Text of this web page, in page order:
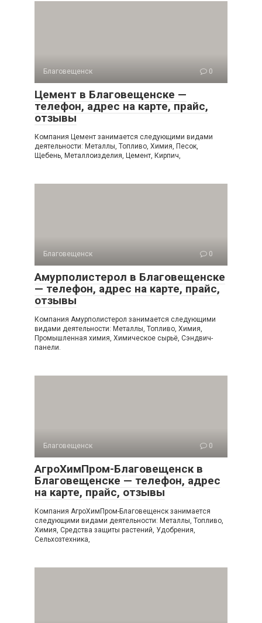
Благовещенск 0
Цемент в Благовещенске —
телефон, адрес на карте, прайс,
отзывы
Компания Цемент занимается следующими видами
деятельности: Металлы, Топливо, Химия, Песок,
Щебень, Металлоизделия, Цемент, Кирпич,
Благовещенск 0
Амурполистерол в Благовещенске
— телефон, адрес на карте, прайс,
отзывы
Компания Амурполистерол занимается следующими
видами деятельности: Металлы, Топливо, Химия,
Промышленная химия, Химическое сырьё, Сэндвич-
панели.
Благовещенск 0
АгроХимПром-Благовещенск в
Благовещенске — телефон, адрес
на карте, прайс, отзывы
Компания АгроХимПром-Благовещенск занимается
следующими видами деятельности: Металлы, Топливо,
Химия, Средства защиты растений, Удобрения,
Сельхозтехника,